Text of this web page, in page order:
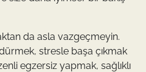
da asla vazgeçmeyin.
stresle başa çıkmak
egzersiz yapmak, sağlıklı